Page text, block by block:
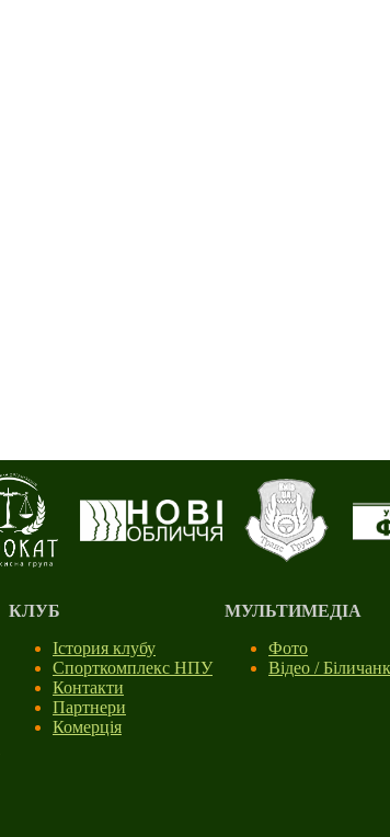
КЛУБ
Істория клубу
Спорткомплекс НПУ
Контакти
Партнери
Комерція
МУЛЬТИМЕДІА
Фото
Відео /